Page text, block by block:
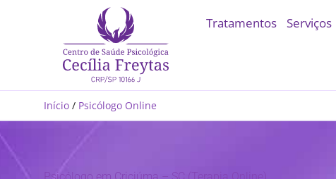
Tratamentos Serviços
Início / Psicólogo Online